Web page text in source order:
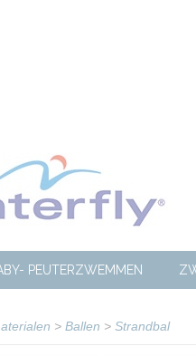
PEUTERZWEMMEN
> Ballen > Strandbal